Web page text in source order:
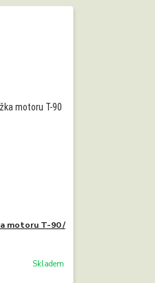
motoru T-90 /
Skladem